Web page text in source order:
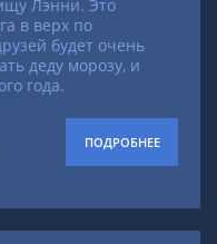
Лэнни. Это
в верх по
будет очень
деду морозу, и
года.
ПОДРОБНЕЕ